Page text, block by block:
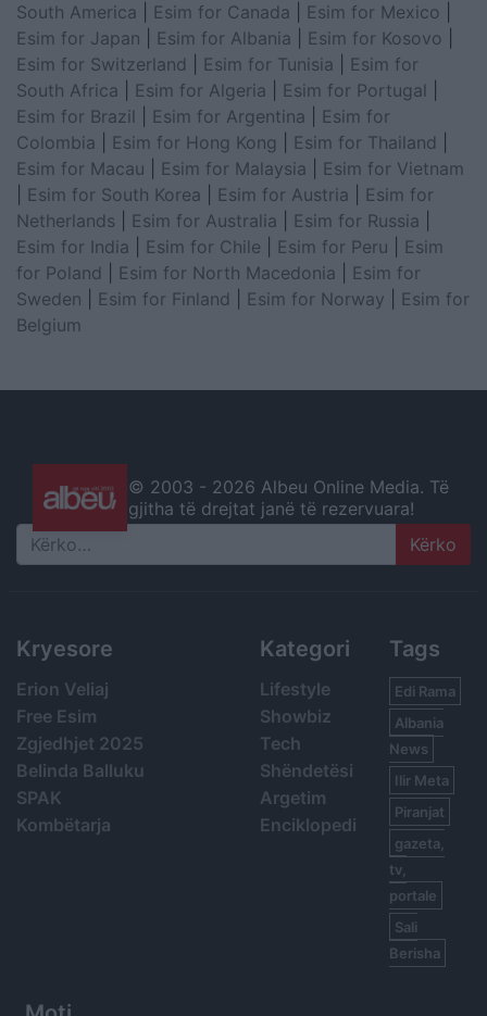
South America
Esim for Canada Esim for Mexico
Esim for Japan
Esim for Albania Esim for Kosovo
Esim for Switzerland
Esim for Tunisia
Esim for
South Africa
Esim for Algeria Esim for Portugal
Esim for Brazil
Esim for Argentina
Esim for
Colombia
Esim for Hong Kong Esim for Thailand
Esim for Macau
Esim for Malaysia
Esim for Vietnam
Esim for South Korea Esim for Austria
Esim for
Netherlands
Esim for Australia Esim for Russia
Esim for India
Esim for Chile Esim for Peru
Esim
for Poland
Esim for North Macedonia
Esim for
Sweden
Esim for Finland Esim for Norway
Esim for
Belgium
© 2003 - 2026 Albeu Online Media. Të
gjitha të drejtat janë të rezervuara!
Search
Kryesore
Erion Veliaj
Free Esim
Zgjedhjet 2025
Belinda Balluku
SPAK
Kombëtarja
Kategori
Lifestyle
Showbiz
Tech
Shëndetësi
Argetim
Enciklopedi
Tags
Edi Rama
Albania
News
Ilir Meta
Piranjat
gazeta,
tv,
portale
Sali
Berisha